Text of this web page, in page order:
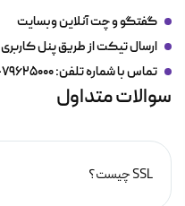
گفتگو و چت آنلاین وبسایت
ارسال تیکت از طریق پنل کاربری
تماس با شماره تلفن: 79625000-021 و یا شماره سراسری 1779
سوالات متداول
SSL چیست؟